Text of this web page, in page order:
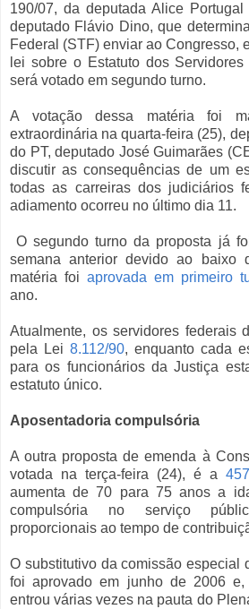
190/07, da deputada Alice
deputado Flávio Dino, que
Federal (STF) enviar ao Congresso,
lei sobre o Estatuto dos
será votado em segundo turno.
A votação dessa matéria foi
extraordinária na quarta-feira (25),
do PT, deputado José Guimarães
discutir as consequências de um
todas as carreiras dos judiciários
adiamento ocorreu no último dia 11.
O segundo turno da proposta já
semana anterior devido ao baixo
matéria foi aprovada em primeiro
ano.
Atualmente, os servidores federais
pela Lei 8.112/90, enquanto cada
para os funcionários da Justiça
estatuto único.
Aposentadoria compulsória
A outra proposta de emenda à
votada na terça-feira (24), é a
aumenta de 70 para 75 anos a
compulsória no serviço
proporcionais ao tempo de
O substitutivo da comissão especial
foi aprovado em junho de 2006
entrou várias vezes na pauta do